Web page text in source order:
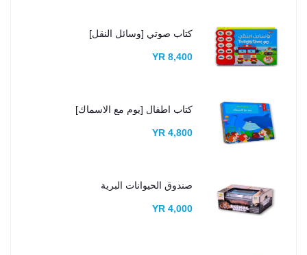
كتاب صوتي [وسائل النقل]
8,400 YR
كتاب اطفال [يوم مع الاسماك]
4,800 YR
صندوق الحيوانات البرية
4,000 YR